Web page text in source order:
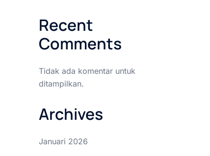
Recent
Comments
Tidak ada komentar untuk
ditampilkan.
Archives
Januari 2026